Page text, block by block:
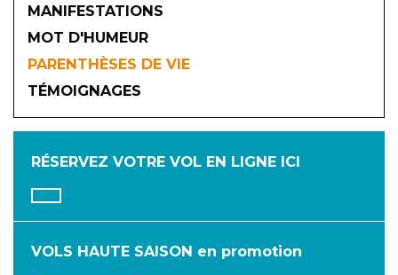
MANIFESTATIONS
MOT D'HUMEUR
PARENTHÈSES DE VIE
TÉMOIGNAGES
RÉSERVEZ VOTRE VOL EN LIGNE ICI
VOLS HAUTE SAISON en promotion
JANVIER
AVRIL MAI JUIN
JUILLET AOÛT SEPTEMBRE
OCTOBRE